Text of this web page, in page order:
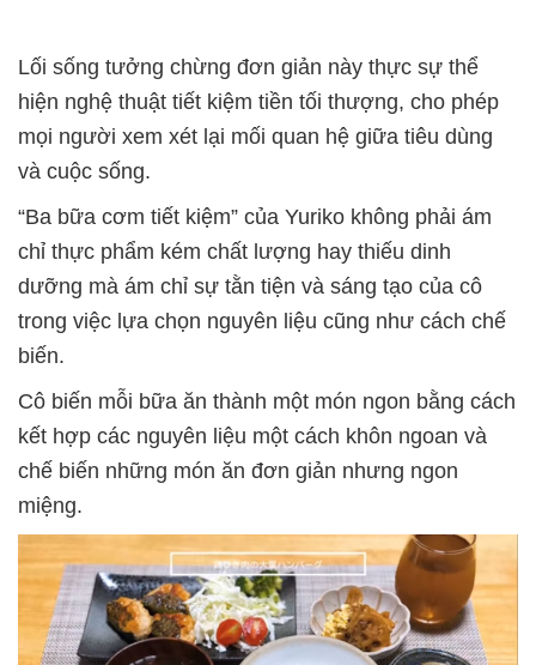
Lối sống tưởng chừng đơn giản này thực sự thể
hiện nghệ thuật tiết kiệm tiền tối thượng, cho phép
mọi người xem xét lại mối quan hệ giữa tiêu dùng
và cuộc sống.
“Ba bữa cơm tiết kiệm” của Yuriko không phải ám
chỉ thực phẩm kém chất lượng hay thiếu dinh
dưỡng mà ám chỉ sự tằn tiện và sáng tạo của cô
trong việc lựa chọn nguyên liệu cũng như cách chế
biến.
Cô biến mỗi bữa ăn thành một món ngon bằng cách
kết hợp các nguyên liệu một cách khôn ngoan và
chế biến những món ăn đơn giản nhưng ngon
miệng.